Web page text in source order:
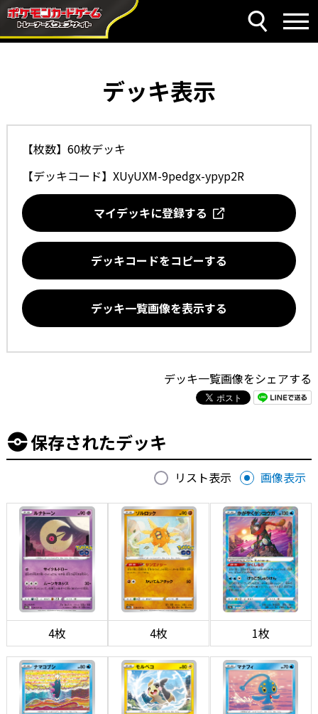
デッキ表示
【枚数】60枚デッキ
【デッキコード】 XUyUXM-9pedgx-ypyp2R
マイデッキに登録する
デッキコードをコピーする
デッキ一覧画像を表示する
デッキ一覧画像をシェアする
保存されたデッキ
リスト表示 画像表示
4枚 4枚 1枚